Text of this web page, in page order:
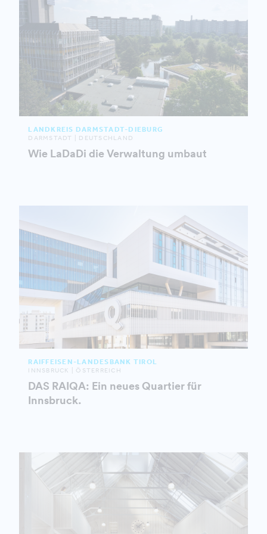
LANDKREIS DARMSTADT-DIEBURG
DARMSTADT | DEUTSCHLAND
Wie LaDaDi die Verwaltung umbaut
RAIFFEISEN-LANDESBANK TIROL
INNSBRUCK | ÖSTERREICH
DAS RAIQA: Ein neues Quartier für
Innsbruck.